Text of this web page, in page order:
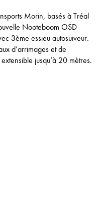
Morin, basés à Tréal
Nooteboom OSD
3ème essieu autosuiveur.
d’arrimages et de
jusqu’à 20 mètres.